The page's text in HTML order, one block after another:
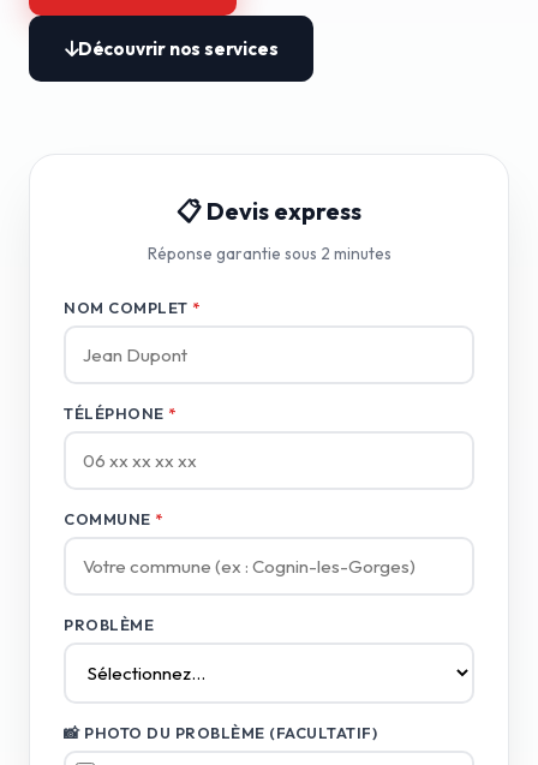
Découvrir nos services
📋 Devis express
Réponse garantie sous 2 minutes
NOM COMPLET *
TÉLÉPHONE *
COMMUNE *
PROBLÈME
📸 PHOTO DU PROBLÈME (FACULTATIF)